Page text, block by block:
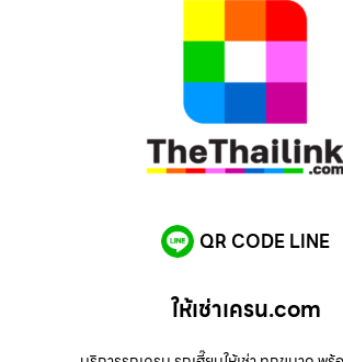
QR CODE LINE
ให้เช่าเครน.com